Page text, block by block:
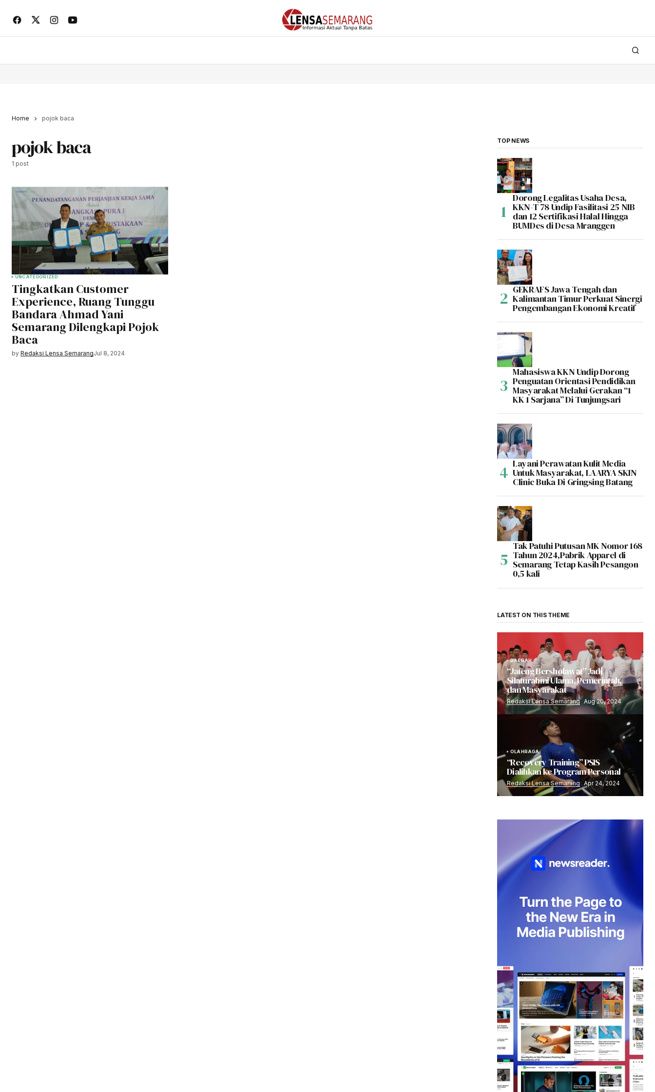
Home pojok baca
pojok baca
1 post
UNCATEGORIZED
Tingkatkan Customer
Experience, Ruang Tunggu
Bandara Ahmad Yani
Semarang Dilengkapi Pojok
Baca
by Redaksi Lensa SemarangJul 8, 2024
TOP NEWS
Dorong Legalitas Usaha Desa,
KKN-T 78 Undip Fasilitasi 25 NIB
dan 12 Sertifikasi Halal Hingga
BUMDes di Desa Mranggen
GEKRAFS Jawa Tengah dan
Kalimantan Timur Perkuat Sinergi
Pengembangan Ekonomi Kreatif
Mahasiswa KKN Undip Dorong
Penguatan Orientasi Pendidikan
Masyarakat Melalui Gerakan “1
KK 1 Sarjana” Di Tunjungsari
Layani Perawatan Kulit Media
Untuk Masyarakat, LAARYA SKIN
Clinic Buka Di Gringsing Batang
Tak Patuhi Putusan MK Nomor 168
Tahun 2024,Pabrik Apparel di
Semarang Tetap Kasih Pesangon
0,5 kali
LATEST ON THIS THEME
DAERAH
“Jateng Bersholawat” Jadi
Silaturahmi Ulama, Pemerintah,
dan Masyarakat
Redaksi Lensa Semarang Aug 20, 2024
OLAHRAGA
“Recovery Training” PSIS
Dialihkan ke Program Personal
Redaksi Lensa Semarang Apr 24, 2024